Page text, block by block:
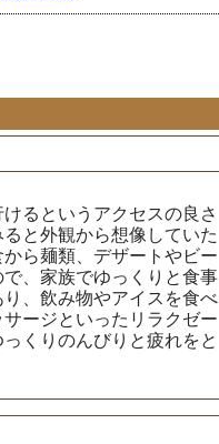
るというアクセスの良さ
と外観から想像していた
ら麺類、デザートやビー
、家族でゆっくりと食事
、飲み物やアイスを食べ
ージといったリラクゼー
くりのんびりと疲れをと